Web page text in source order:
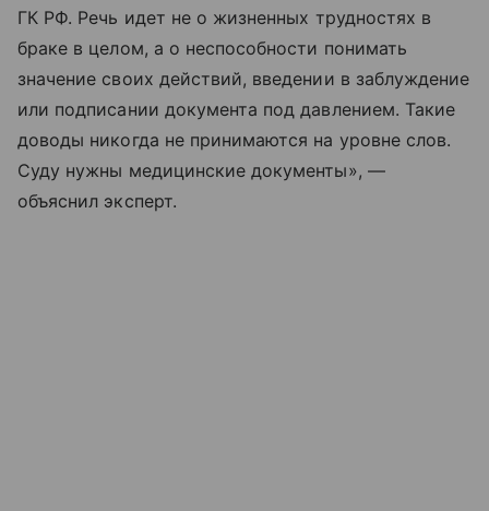
ГК РФ. Речь идет не о жизненных трудностях в
браке в целом, а о неспособности понимать
значение своих действий, введении в заблуждение
или подписании документа под давлением. Такие
доводы никогда не принимаются на уровне слов.
Суду нужны медицинские документы», —
объяснил эксперт.